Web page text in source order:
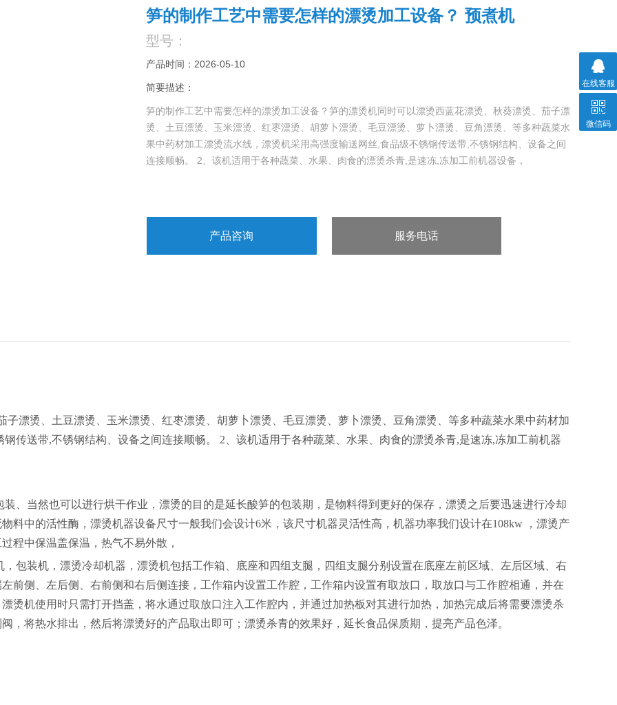
笋的制作工艺中需要怎样的漂烫加工设备？ 预煮机
型号：
产品时间：2026-05-10
简要描述：
笋的制作工艺中需要怎样的漂烫加工设备？笋的漂烫机同时可以漂烫西蓝花漂烫、秋葵漂烫、茄子漂
烫、土豆漂烫、玉米漂烫、红枣漂烫、胡萝卜漂烫、毛豆漂烫、萝卜漂烫、豆角漂烫、等多种蔬菜水
果中药材加工漂烫流水线，漂烫机采用高强度输送网丝,食品级不锈钢传送带,不锈钢结构、设备之间
连接顺畅。 2、该机适用于各种蔬菜、水果、肉食的漂烫杀青,是速冻,冻加工前机器设备，
产品咨询 服务电话
烫、土豆漂烫、玉米漂烫、红枣漂烫、胡萝卜漂烫、毛豆漂烫、萝卜漂烫、豆角漂烫、等多种蔬菜水果中药材加
钢传送带,不锈钢结构、设备之间连接顺畅。 2、该机适用于各种蔬菜、水果、肉食的漂烫杀青,是速冻,冻加工前机器
当然也可以进行烘干作业，漂烫的目的是延长酸笋的包装期，是物料得到更好的保存，漂烫之后要迅速进行冷却
料中的活性酶，漂烫机器设备尺寸一般我们会设计6米，该尺寸机器灵活性高，机器功率我们设计在108kw ，漂烫产
程中保温盖保温，热气不易外散，
包装机，漂烫冷却机器，漂烫机包括工作箱、底座和四组支腿，四组支腿分别设置在底座左前区域、左后区域、右
前侧、左后侧、右前侧和右后侧连接，工作箱内设置工作腔，工作箱内设置有取放口，取放口与工作腔相通，并在
烫机使用时只需打开挡盖，将水通过取放口注入工作腔内，并通过加热板对其进行加热，加热完成后将需要漂烫杀
，将热水排出，然后将漂烫好的产品取出即可；漂烫杀青的效果好，延长食品保质期，提亮产品色泽。
在线客服
微信码